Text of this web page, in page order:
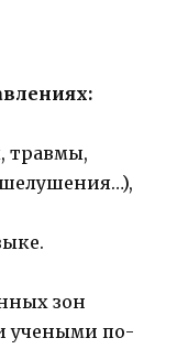
травмы,
зон
учеными по­-